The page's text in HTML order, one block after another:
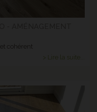
cohérent
> Lire la suite...